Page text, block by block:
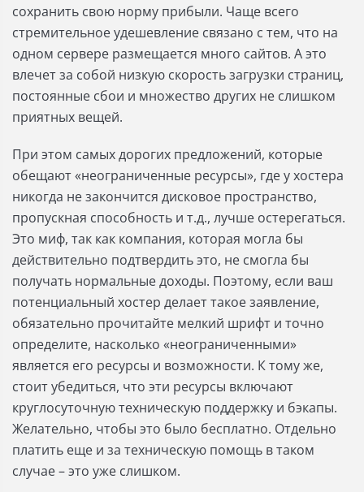
сохранить свою норму прибыли. Чаще всего
стремительное удешевление связано с тем, что на
одном сервере размещается много сайтов. А это
влечет за собой низкую скорость загрузки страниц,
постоянные сбои и множество других не слишком
приятных вещей.
При этом самых дорогих предложений, которые
обещают «неограниченные ресурсы», где у хостера
никогда не закончится дисковое пространство,
пропускная способность и т.д., лучше остерегаться.
Это миф, так как компания, которая могла бы
действительно подтвердить это, не смогла бы
получать нормальные доходы. Поэтому, если ваш
потенциальный хостер делает такое заявление,
обязательно прочитайте мелкий шрифт и точно
определите, насколько «неограниченными»
является его ресурсы и возможности. К тому же,
стоит убедиться, что эти ресурсы включают
круглосуточную техническую поддержку и бэкапы.
Желательно, чтобы это было бесплатно. Отдельно
платить еще и за техническую помощь в таком
случае – это уже слишком.